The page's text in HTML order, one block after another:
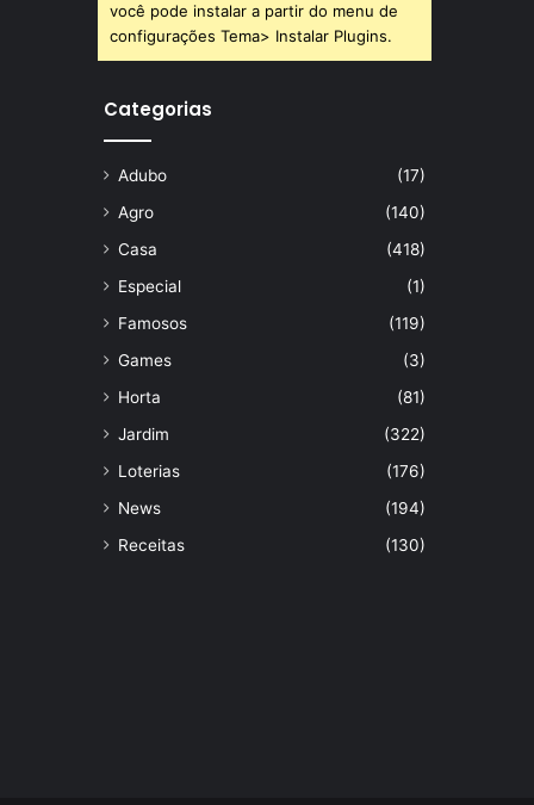
você pode instalar a partir do menu de
configurações Tema> Instalar Plugins.
Categorias
Adubo
(17)
Agro
(140)
Casa
(418)
Especial
(1)
Famosos
(119)
Games
(3)
Horta
(81)
Jardim
(322)
Loterias
(176)
News
(194)
Receitas
(130)